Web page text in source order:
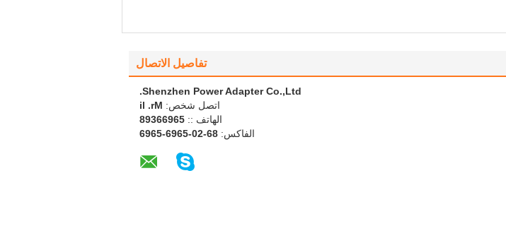
تفاصيل الاتصال
Shenzhen Power Adapter Co.,Ltd.
اتصل شخص: Mr. li
الهاتف :: 56966398
الفاكس: 86-20-5696-5696